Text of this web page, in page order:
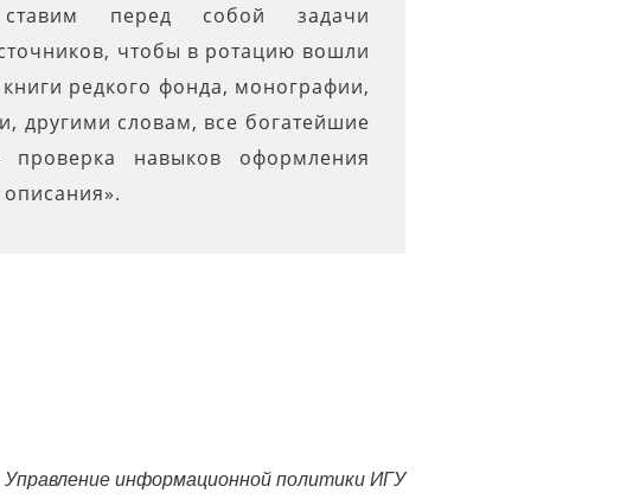
перед собой задачи
чтобы в ротацию вошли
редкого фонда, монографии,
другими словам, все богатейшие
проверка навыков оформления
Управление информационной политики ИГУ